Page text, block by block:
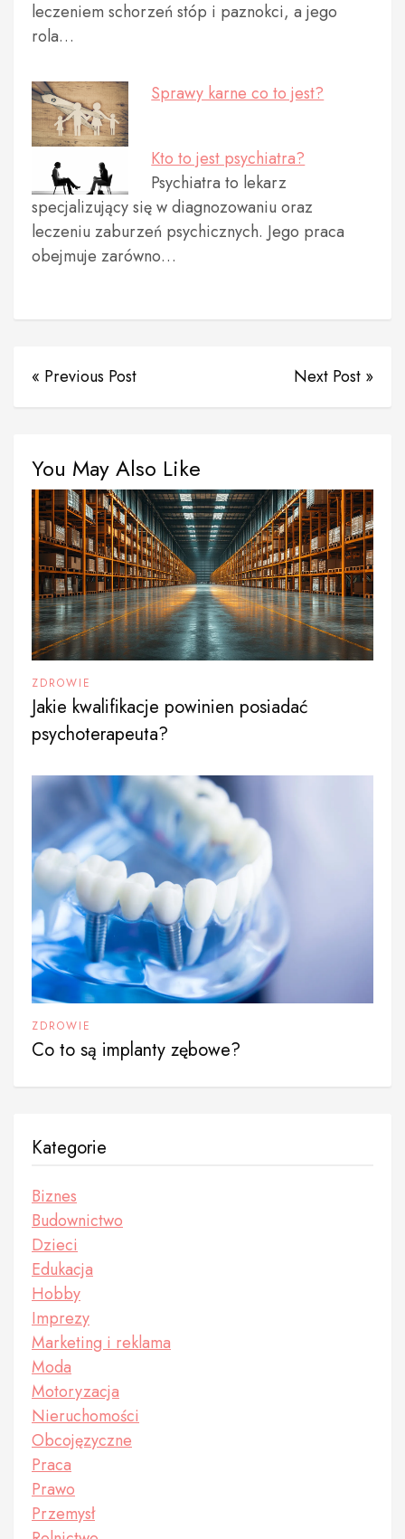
leczeniem schorzeń stóp i paznokci, a jego
rola…
Sprawy karne co to jest?
Kto to jest psychiatra?
Psychiatra to lekarz
specjalizujący się w diagnozowaniu oraz
leczeniu zaburzeń psychicznych. Jego praca
obejmuje zarówno…
« Previous Post Next Post »
You May Also Like
ZDROWIE
Jakie kwalifikacje powinien posiadać
psychoterapeuta?
ZDROWIE
Co to są implanty zębowe?
Kategorie
Biznes
Budownictwo
Dzieci
Edukacja
Hobby
Imprezy
Marketing i reklama
Moda
Motoryzacja
Nieruchomości
Obcojęzyczne
Praca
Prawo
Przemysł